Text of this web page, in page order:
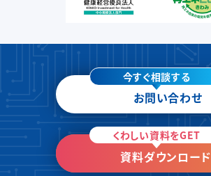
今すぐ相談する
お問い合わせ
くわしい資料をGET
資料ダウンロード